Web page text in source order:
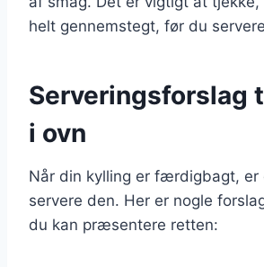
helt gennemstegt, før du
Serveringsforslag
i ovn
Når din kylling er færdigbagt,
servere den. Her er nogle
du kan præsentere retten: